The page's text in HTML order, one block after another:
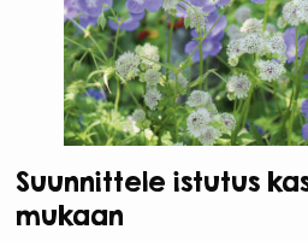
Suunnittele istutus
mukaan